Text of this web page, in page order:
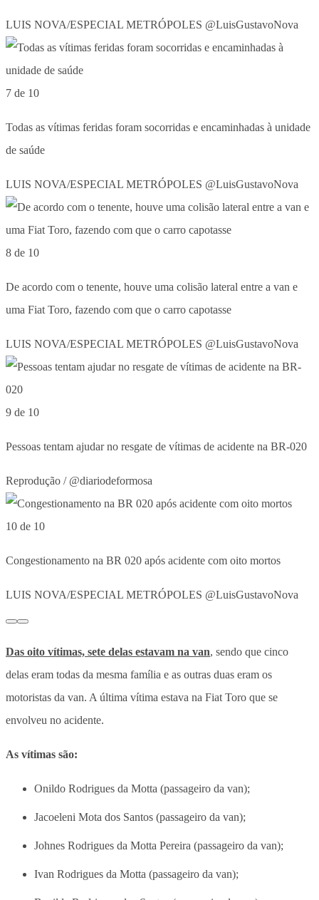
LUIS NOVA/ESPECIAL METRÓPOLES @LuisGustavoNova
7 de 10
Todas as vítimas feridas foram socorridas e encaminhadas à unidade
de saúde
LUIS NOVA/ESPECIAL METRÓPOLES @LuisGustavoNova
8 de 10
De acordo com o tenente, houve uma colisão lateral entre a van e
uma Fiat Toro, fazendo com que o carro capotasse
LUIS NOVA/ESPECIAL METRÓPOLES @LuisGustavoNova
9 de 10
Pessoas tentam ajudar no resgate de vítimas de acidente na BR-020
Reprodução / @diariodeformosa
10 de 10
Congestionamento na BR 020 após acidente com oito mortos
LUIS NOVA/ESPECIAL METRÓPOLES @LuisGustavoNova
Das oito vítimas, sete delas estavam na van, sendo que cinco
delas eram todas da mesma família e as outras duas eram os
motoristas da van. A última vítima estava na Fiat Toro que se
envolveu no acidente.
As vítimas são:
Onildo Rodrigues da Motta (passageiro da van);
Jacoeleni Mota dos Santos (passageiro da van);
Johnes Rodrigues da Motta Pereira (passageiro da van);
Ivan Rodrigues da Motta (passageiro da van);